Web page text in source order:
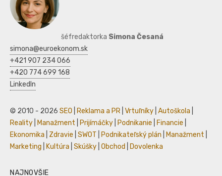
šéfredaktorka Simona Česaná
simona@euroekonom.sk
+421 907 234 066
+420 774 699 168
LinkedIn
© 2010 - 2026 SEO Reklama a PR Vrtuľníky Autoškola
Reality
Manažment Prijímáčky Podnikanie Financie
Ekonomika
Zdravie SWOT Podnikateľský plán Manažment
Marketing
Kultúra Skúšky Obchod Dovolenka
NAJNOVŠIE